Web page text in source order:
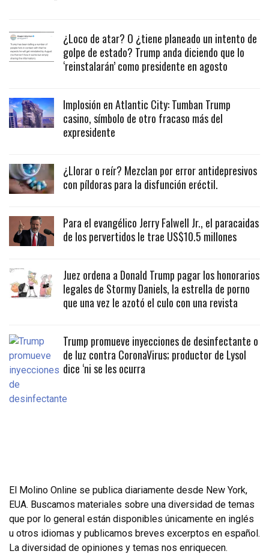
¿Loco de atar? O ¿tiene planeado un intento de
golpe de estado? Trump anda diciendo que lo
‘reinstalarán’ como presidente en agosto
Implosión en Atlantic City: Tumban Trump
casino, símbolo de otro fracaso más del
expresidente
¿Llorar o reír? Mezclan por error antidepresivos
con píldoras para la disfunción eréctil.
Para el evangélico Jerry Falwell Jr., el paracaidas
de los pervertidos le trae US$10.5 millones
Juez ordena a Donald Trump pagar los honorarios
legales de Stormy Daniels, la estrella de porno
que una vez le azotó el culo con una revista
Trump promueve inyecciones de desinfectante o
de luz contra CoronaVirus; productor de Lysol
dice ‘ni se les ocurra
El Molino Online se publica diariamente desde New York,
EUA. Buscamos materiales sobre una diversidad de temas
que por lo general están disponibles únicamente en inglés
u otros idiomas y publicamos breves excerptos en español.
La diversidad de opiniones y temas nos enriquecen.